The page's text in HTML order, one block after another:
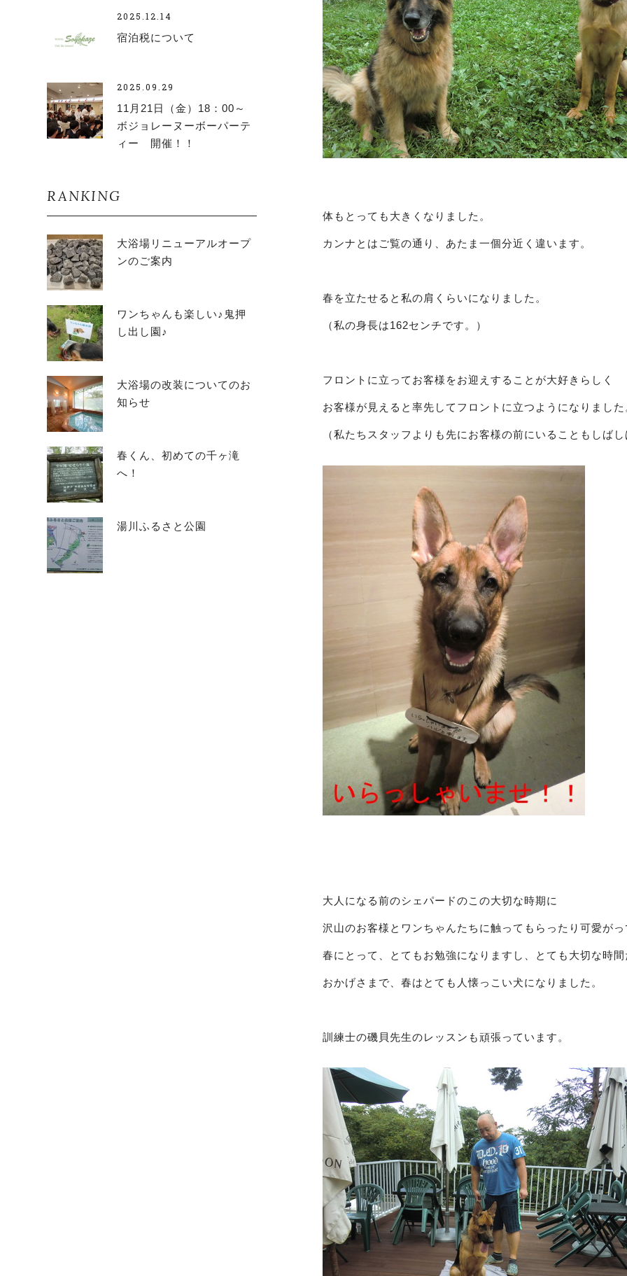
体もとっても大きくなりました。
カンナとはご覧の通り、あたま一個分近く違います。
春を立たせると私の肩くらいになりました。
（私の身長は162センチです。）
フロントに立ってお客様をお迎えすることが大好きらしく
お客様が見えると率先してフロントに立つようになりました
（私たちスタッフよりも先にお客様の前にいることもしばし
大人になる前のシェパードのこの大切な時期に
沢山のお客様とワンちゃんたちに触ってもらったり可愛が
春にとって、とてもお勉強になりますし、とても大切な時間
おかげさまで、春はとても人懐っこい犬になりました。
訓練士の磯貝先生のレッスンも頑張っています。
2025.12.14
宿泊税について
2025.09.29
11月21日（金）18：00～
ボジョレーヌーボーパーテ
ィー 開催！！
RANKING
大浴場リニューアルオープ
ンのご案内
ワンちゃんも楽しい♪鬼押
し出し園♪
大浴場の改装についてのお
知らせ
春くん、初めての千ヶ滝
へ！
湯川ふるさと公園